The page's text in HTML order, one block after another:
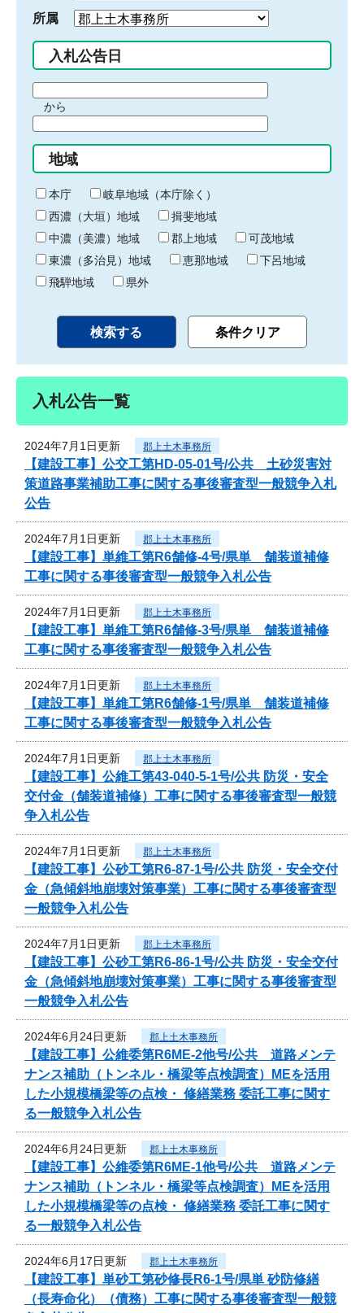
所属
入札公告日
間
始
り
から
間
終
わ
り
地域
本庁
岐阜地域（本庁除く）
西濃（大垣）地域
揖斐地域
中濃（美濃）地域
郡上地域
可茂地域
東濃（多治見）地域
恵那地域
下呂地域
飛騨地域
県外
入札公告一覧
2024年7月1日更新 郡上土木事務所
【建設工事】公交工第HD-05-01号/公共 土砂災害対
策道路事業補助工事に関する事後審査型一般競争入札
公告
2024年7月1日更新 郡上土木事務所
【建設工事】単維工第R6舗修-4号/県単 舗装道補修
工事に関する事後審査型一般競争入札公告
2024年7月1日更新 郡上土木事務所
【建設工事】単維工第R6舗修-3号/県単 舗装道補修
工事に関する事後審査型一般競争入札公告
2024年7月1日更新 郡上土木事務所
【建設工事】単維工第R6舗修-1号/県単 舗装道補修
工事に関する事後審査型一般競争入札公告
2024年7月1日更新 郡上土木事務所
【建設工事】公維工第43-040-5-1号/公共 防災・安全
交付金（舗装道補修）工事に関する事後審査型一般競
争入札公告
2024年7月1日更新 郡上土木事務所
【建設工事】公砂工第R6-87-1号/公共 防災・安全交付
金（急傾斜地崩壊対策事業）工事に関する事後審査型
一般競争入札公告
2024年7月1日更新 郡上土木事務所
【建設工事】公砂工第R6-86-1号/公共 防災・安全交付
金（急傾斜地崩壊対策事業）工事に関する事後審査型
一般競争入札公告
2024年6月24日更新 郡上土木事務所
【建設工事】公維委第R6ME-2他号/公共 道路メンテ
ナンス補助（トンネル・橋梁等点検調査）MEを活用
した小規模橋梁等の点検・ 修繕業務 委託工事に関す
る一般競争入札公告
2024年6月24日更新 郡上土木事務所
【建設工事】公維委第R6ME-1他号/公共 道路メンテ
ナンス補助（トンネル・橋梁等点検調査）MEを活用
した小規模橋梁等の点検・ 修繕業務 委託工事に関す
る一般競争入札公告
2024年6月17日更新 郡上土木事務所
【建設工事】単砂工第砂修長R6-1号/県単 砂防修繕
（長寿命化）（債務）工事に関する事後審査型一般競